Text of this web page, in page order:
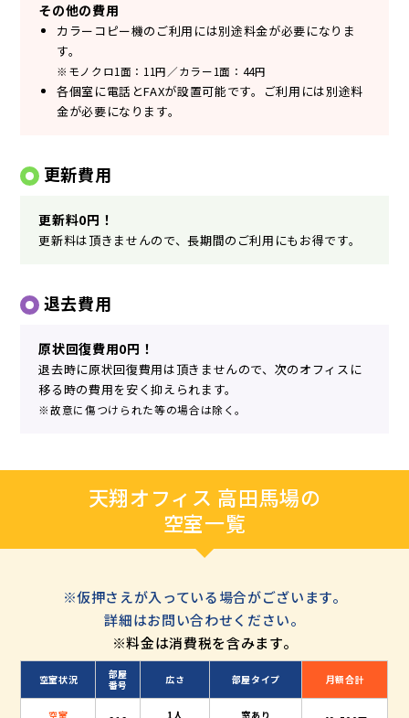
その他の費用
カラーコピー機のご利用には別途料金が必要になりま
す。
※モノクロ1面：11円／カラー1面：44円
各個室に電話とFAXが設置可能です。ご利用には別途料
金が必要になります。
更新費用
更新料0円！
更新料は頂きませんので、長期間のご利用にもお得です。
退去費用
原状回復費用0円！
退去時に原状回復費用は頂きませんので、次のオフィスに
移る時の費用を安く抑えられます。
※故意に傷つけられた等の場合は除く。
天翔オフィス 高田馬場の
空室一覧
※仮押さえが入っている場合がございます。
詳細はお問い合わせください。
※料金は消費税を含みます。
空室状況
部屋
番号
広さ 部屋タイプ 月額合計
空室 1人 窓あり